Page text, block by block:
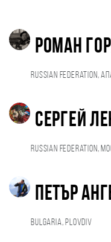
Роман
Russian Federation,
Сергей
Russian Federation,
Петър
Bulgaria, Plovdiv